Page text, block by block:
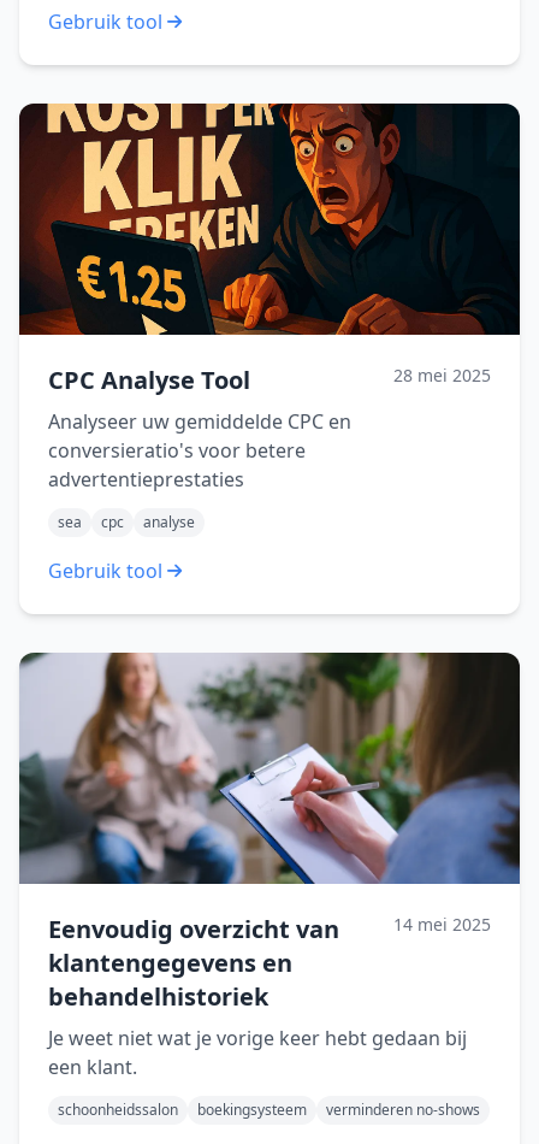
Gebruik tool
CPC Analyse Tool 28 mei 2025
Analyseer uw gemiddelde CPC en
conversieratio's voor betere
advertentieprestaties
sea cpc analyse
Gebruik tool
Eenvoudig overzicht van
klantengegevens en
behandelhistoriek
14 mei 2025
Je weet niet wat je vorige keer hebt gedaan bij
een klant.
schoonheidssalon boekingsysteem verminderen no-shows